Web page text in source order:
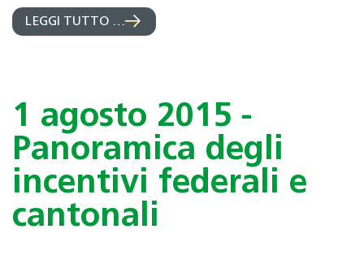
LEGGI TUTTO …
1 agosto 2015 -
Panoramica degli
incentivi federali e
cantonali